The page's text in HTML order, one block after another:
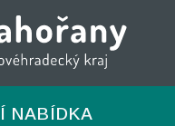
NABÍDKA